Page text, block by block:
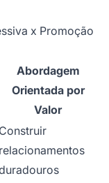
x Promoção
Abordagem
Orientada por
Valor
Construir
relacionamentos